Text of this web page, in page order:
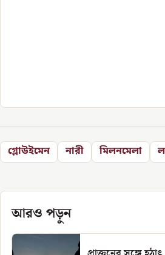
গ্লোউইমেন নারী মিলনমেলা
আরও পড়ুন